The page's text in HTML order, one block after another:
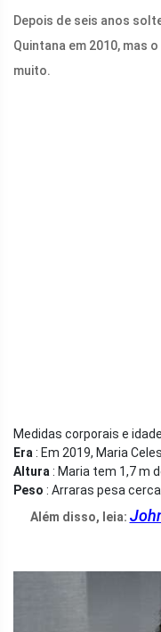
Depois de seis anos
Quintana em 2010, mas
muito.
Medidas corporais e idade
Era : Em 2019, Maria
Altura : Maria tem 1,7 m
Peso : Arraras pesa
Além disso, leia: